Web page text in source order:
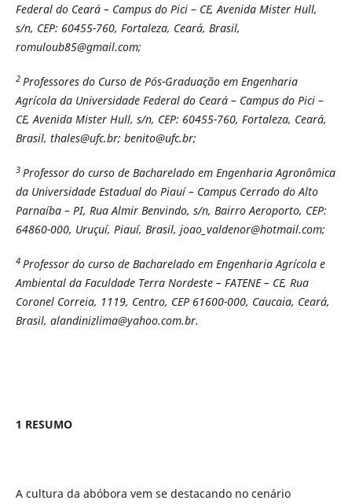
Federal do Ceará – Campus do Pici – CE, Avenida Mister Hull,
s/n, CEP: 60455-760, Fortaleza, Ceará, Brasil,
romuloub85@gmail.com;
2 Professores do Curso de Pós-Graduação em Engenharia
Agrícola da Universidade Federal do Ceará – Campus do Pici –
CE, Avenida Mister Hull, s/n, CEP: 60455-760, Fortaleza, Ceará,
Brasil, thales@ufc.br; benito@ufc.br;
3 Professor do curso de Bacharelado em Engenharia Agronômica
da Universidade Estadual do Piauí – Campus Cerrado do Alto
Parnaíba – PI, Rua Almir Benvindo, s/n, Bairro Aeroporto, CEP:
64860-000, Uruçuí, Piauí, Brasil, joao_valdenor@hotmail.com;
4 Professor do curso de Bacharelado em Engenharia Agrícola e
Ambiental da Faculdade Terra Nordeste – FATENE – CE, Rua
Coronel Correia, 1119, Centro, CEP 61600-000, Caucaia, Ceará,
Brasil, alandinizlima@yahoo.com.br.
1 RESUMO
A cultura da abóbora vem se destacando no cenário